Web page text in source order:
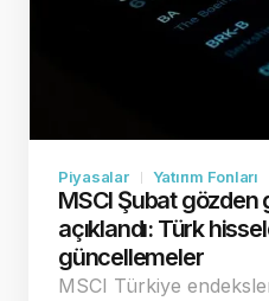
Piyasalar Yatırım Fonları
MSCI Şubat gözden
açıklandı: Türk
güncellemeler
MSCI Türkiye